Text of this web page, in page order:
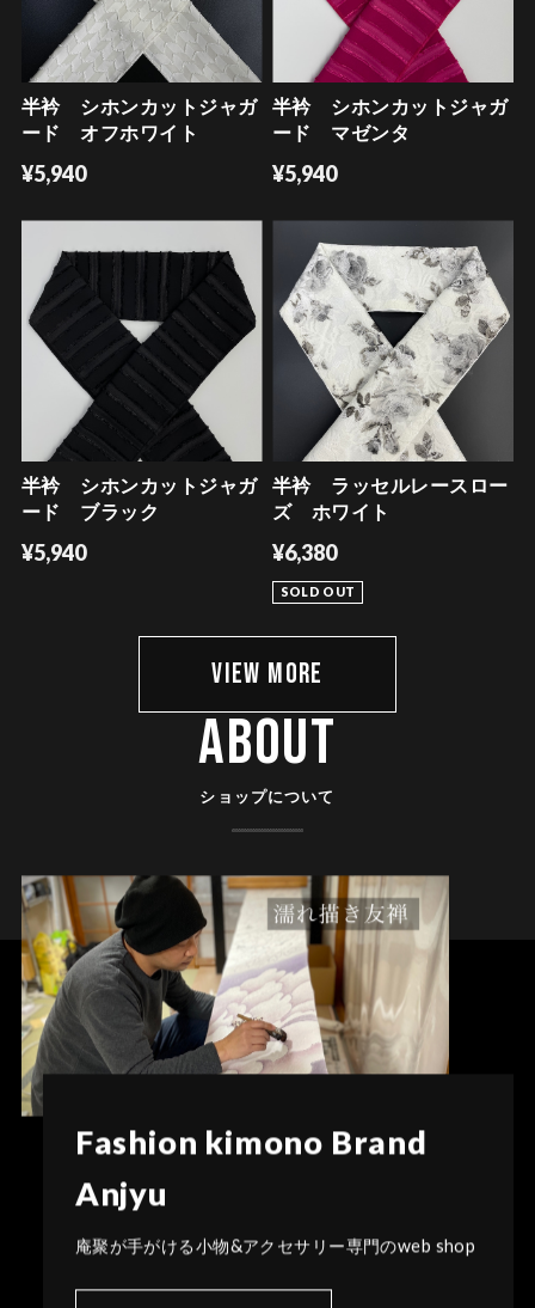
ABOUT
ショップについて
Fashion kimono Brand
Anjyu
庵聚が手がける小物&アクセサリー専門のweb shop
半衿 シホンカットジャガ
ード オフホワイト
¥5,940
半衿 シホンカットジャガ
ード マゼンタ
¥5,940
半衿 シホンカットジャガ
ード ブラック
¥5,940
半衿 ラッセルレースロー
ズ ホワイト
¥6,380
SOLD OUT
VIEW MORE